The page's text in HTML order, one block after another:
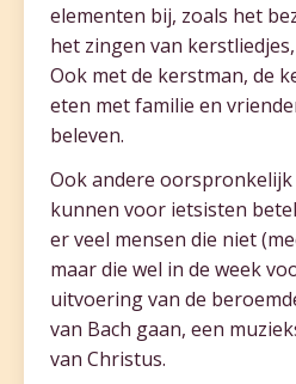
elementen bij, zoals het
het zingen van
Ook met de kerstman, de
eten met familie en
beleven.
Ook andere
kunnen voor ietsisten
er veel mensen die niet
maar die wel in de week
uitvoering van de
van Bach gaan, een
van Christus.